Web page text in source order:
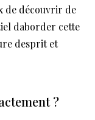
de découvrir de
daborder cette
desprit et
?